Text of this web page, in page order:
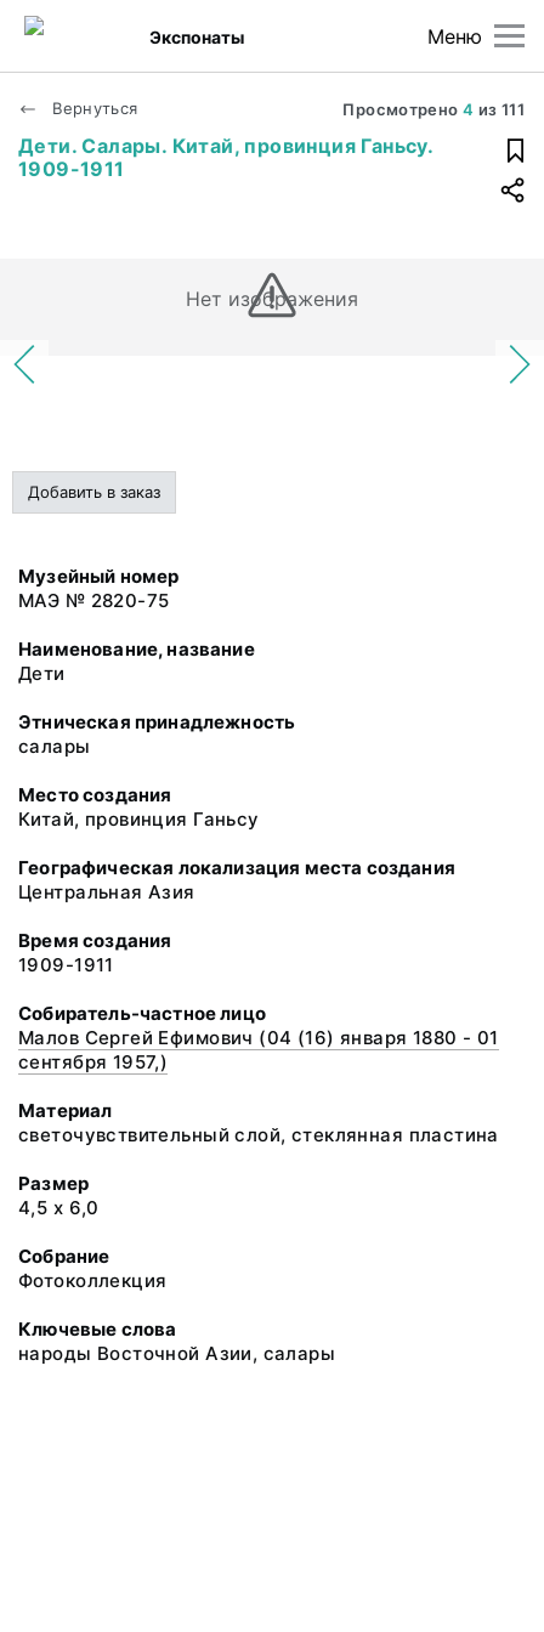
Меню
Экспонаты
Вернуться Просмотрено 4 из 111
Дети. Салары. Китай, провинция Ганьсу.
1909-1911
Нет изображения
Добавить в заказ
Музейный номер
МАЭ № 2820-75
Наименование, название
Дети
Этническая принадлежность
салары
Место создания
Китай, провинция Ганьсу
Географическая локализация места создания
Центральная Азия
Время создания
1909-1911
Собиратель-частное лицо
Малов Сергей Ефимович (04 (16) января 1880 - 01
сентября 1957,)
Материал
светочувствительный слой, стеклянная пластина
Размер
4,5 х 6,0
Собрание
Фотоколлекция
Ключевые слова
народы Восточной Азии, салары